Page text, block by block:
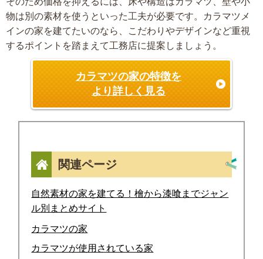
物は別の素材を使うといった工夫が必要です。カラマツメ
インの家を建てたいのなら、こだわりやデザインなど重視
するポイントを踏まえて工務店に提案しましょう。
カラマツの家の特徴を
より詳しく見る
関連ページ
自然素材の家を建てる！檜から漆喰までジャン
ル別まとめサイト
カラマツの家
カラマツが使用されている家